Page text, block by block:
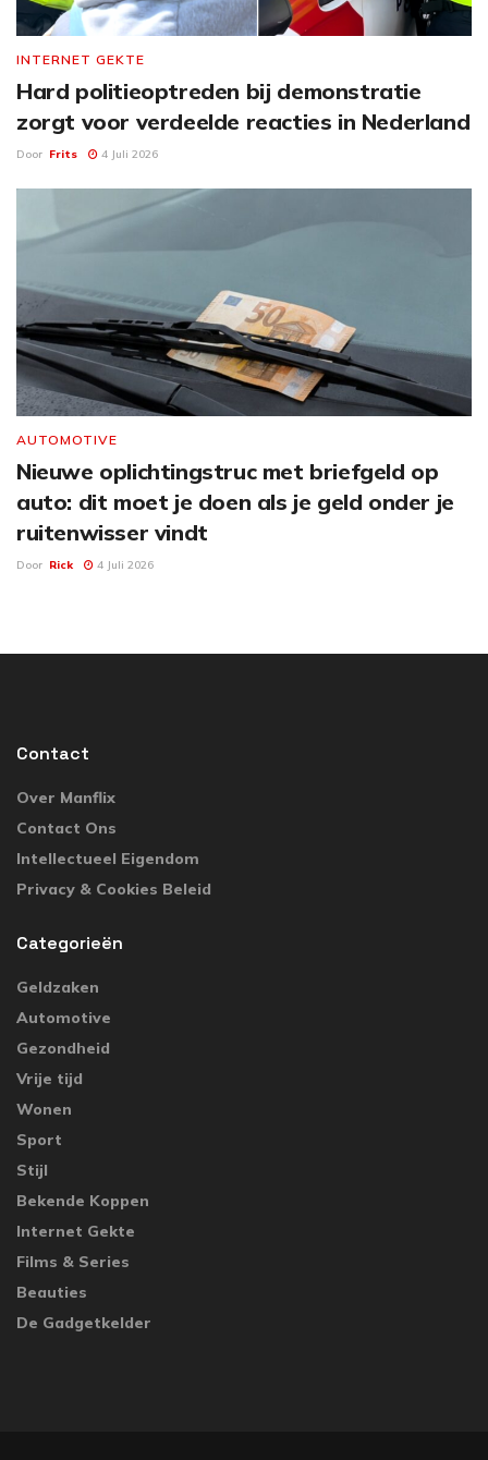
INTERNET GEKTE
Hard politieoptreden bij demonstratie
zorgt voor verdeelde reacties in Nederland
Door Frits 4 Juli 2026
AUTOMOTIVE
Nieuwe oplichtingstruc met briefgeld op
auto: dit moet je doen als je geld onder je
ruitenwisser vindt
Door Rick 4 Juli 2026
Contact
Over Manflix
Contact Ons
Intellectueel Eigendom
Privacy & Cookies Beleid
Categorieën
Geldzaken
Automotive
Gezondheid
Vrije tijd
Wonen
Sport
Stijl
Bekende Koppen
Internet Gekte
Films & Series
Beauties
De Gadgetkelder